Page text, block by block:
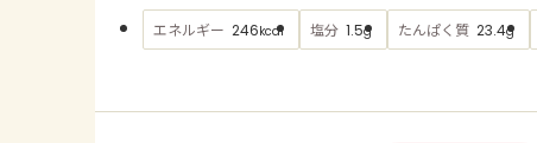
エネルギー 246kcal 塩分 1.5g たんぱく質 23.4g